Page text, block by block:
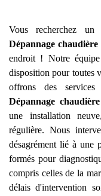
Vous recherchez
Dépannage
endroit ! Notre
disposition pour toutes
offrons des
Dépannage
une installation
régulière. Nous
désagrément lié à une
formés pour
compris celles de la
délais d'intervention